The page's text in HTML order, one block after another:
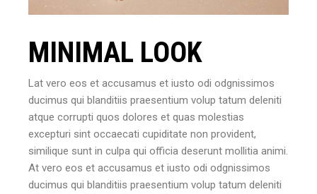
MINIMAL LOOK
Lat vero eos et accusamus et iusto odi odgnissimos
ducimus qui blanditiis praesentium volup tatum deleniti
atque corrupti quos dolores et quas molestias
excepturi sint occaecati cupiditate non provident,
similique sunt in culpa qui officia deserunt mollitia animi.
At vero eos et accusamus et iusto odi odgnissimos
ducimus qui blanditiis praesentium volup tatum deleniti